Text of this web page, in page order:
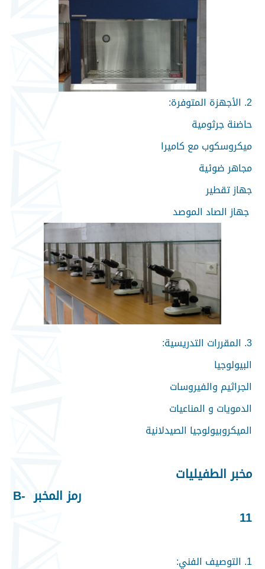
2. الأجهزة المتوفرة:
حاضنة جرثومية
ميكروسكوب مع كاميرا
مجاهر ضوئية
جهاز تقطير
جهاز الصاد الموصد
3. المقررات التدريسية:
البيولوجيا
الجراثيم والفيروسات
الدمويات و المناعيات
الميكروبيولوجيا الصيدلانية
مخبر الطفيليات
رمز المخبر B-
11
1. التوصيف الفني: